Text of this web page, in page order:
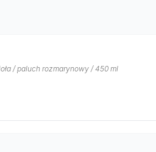
/ paluch rozmarynowy / 450 ml